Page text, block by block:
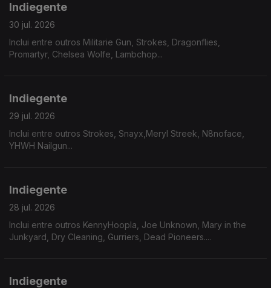
Indiegente
30 jul. 2026
Inclui entre outros Militarie Gun, Strokes, Dragonflies,
Promartyr, Chelsea Wolfe, Lambchop...
Indiegente
29 jul. 2026
Inclui entre outros Strokes, Snayx,Meryl Streek, N8noface,
YHWH Nailgun...
Indiegente
28 jul. 2026
Inclui entre outros KennyHoopla, Joe Unknown, Mary in the
Junkyard, Dry Cleaning, Gurriers, Dead Pioneers....
Indiegente